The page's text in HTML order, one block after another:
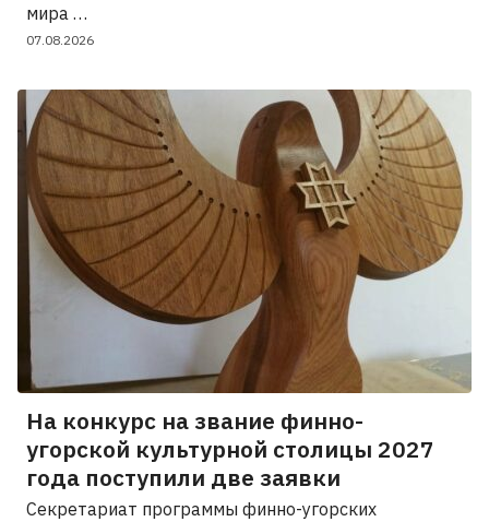
мира …
07.08.2026
На конкурс на звание финно-
угорской культурной столицы 2027
года поступили две заявки
Секретариат программы финно-угорских